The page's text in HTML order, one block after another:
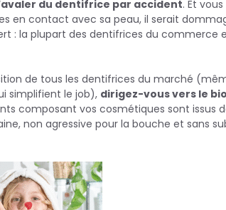
avaler du dentifrice par accident. Et
en contact avec sa peau, il serait
: la plupart des dentifrices du commerce
de tous les dentifrices du marché
simplifient le job), dirigez-vous vers le bio
composant vos cosmétiques sont issus
non agressive pour la bouche et sans